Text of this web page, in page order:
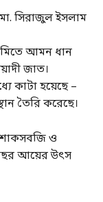
সিরাজুল ইসলাম
আমন ধান
জাত।
কাটা হয়েছে –
তৈরি করেছে।
ও
আয়ের উৎস